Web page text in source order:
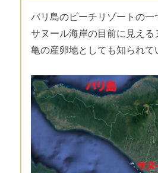
バリ島のビーチリゾートの一
サヌール海岸の目前に見える
亀の産卵地としても知られて